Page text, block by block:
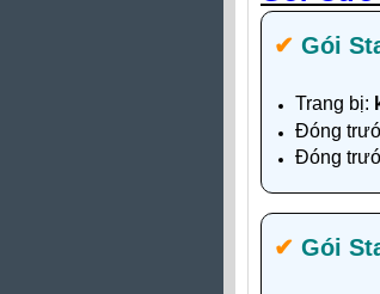
✔‎ Gói
Trang bị:
Đóng
Đóng
✔‎ Gói